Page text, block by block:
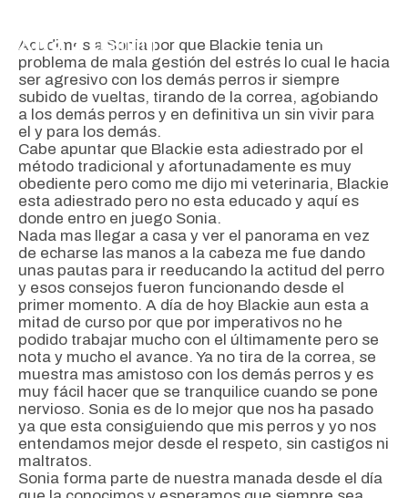
contenido
Acudimos a Sonia por que Blackie tenia un
problema de mala gestión del estrés lo cual le hacia
ser agresivo con los demás perros ir siempre
subido de vueltas, tirando de la correa, agobiando
a los demás perros y en definitiva un sin vivir para
el y para los demás.
Cabe apuntar que Blackie esta adiestrado por el
método tradicional y afortunadamente es muy
obediente pero como me dijo mi veterinaria, Blackie
esta adiestrado pero no esta educado y aquí es
donde entro en juego Sonia.
Nada mas llegar a casa y ver el panorama en vez
de echarse las manos a la cabeza me fue dando
unas pautas para ir reeducando la actitud del perro
y esos consejos fueron funcionando desde el
primer momento. A día de hoy Blackie aun esta a
mitad de curso por que por imperativos no he
podido trabajar mucho con el últimamente pero se
nota y mucho el avance. Ya no tira de la correa, se
muestra mas amistoso con los demás perros y es
muy fácil hacer que se tranquilice cuando se pone
nervioso. Sonia es de lo mejor que nos ha pasado
ya que esta consiguiendo que mis perros y yo nos
entendamos mejor desde el respeto, sin castigos ni
maltratos.
Sonia forma parte de nuestra manada desde el día